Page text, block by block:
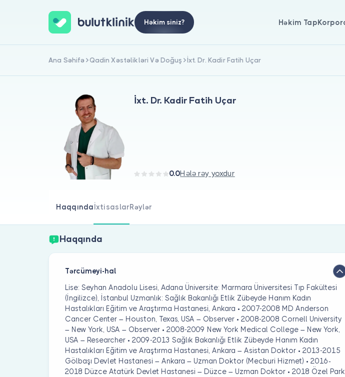
Həkim siniz? Həkim Tap
Ana Səhifə Qadin Xəstəlikləri Və Doğuş İxt. Dr. Kadir Fatih Uçar
İxt. Dr. Kadir Fatih Uçar
0.0Hələ rəy yoxdur
Haqqında İxtisaslarRəylər
Haqqında
Tərcümeyi-hal
Lise: Seyhan Anadolu Lisesi, Adana Üniversite: Marmara Üniversitesi Tıp Fakültesi
(İngilizce), İstanbul Uzmanlık: Sağlık Bakanlığı Etlik Zübeyde Hanım Kadın
Hastalıkları Eğitim ve Araştırma Hastanesi, Ankara • 2007-2008 MD Anderson
Cancer Center – Houston, Texas, USA – Observer • 2008-2008 Cornell University
– New York, USA – Observer • 2008-2009 New York Medical College – New York,
USA – Researcher • 2009-2013 Sağlık Bakanlığı Etlik Zübeyde Hanım Kadın
Hastalıkları Eğitim ve Araştırma Hastanesi, Ankara – Asistan Doktor • 2013-2015
Gölbaşı Devlet Hastanesi – Ankara – Uzman Doktor (Mecburi Hizmet) • 2016-
2018 Düzce Atatürk Devlet Hastanesi – Düzce – Uzman Doktor • 2018 Özel Park